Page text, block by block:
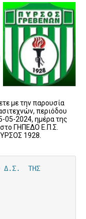
με την παρουσία
περιόδου
05-2024, ημέρα της
ΓΗΠΕΔΟ Ε.Π.Σ.
1928.